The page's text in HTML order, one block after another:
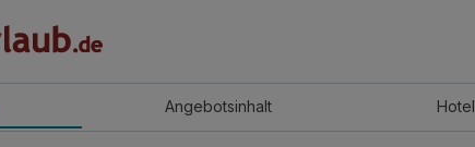
Angebotsinhalt Hotel